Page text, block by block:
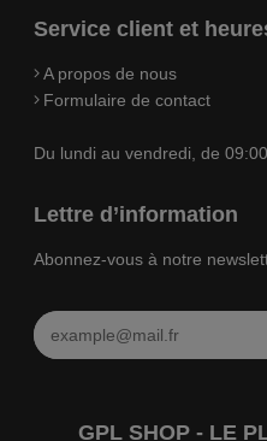
Service client et
A propos de nous
Formulaire de contact
Du lundi au vendredi, de
Lettre d’information
Abonnez-vous à notre
GPL SHOP - LE